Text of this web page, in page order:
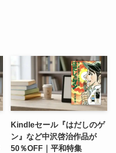
Kindleセール『はだしのゲ
ン』など中沢啓治作品が
50％OFF｜平和特集